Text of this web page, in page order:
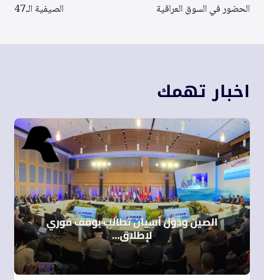
الحضور في السوق العراقية
الصيفية الـ47
اخبار تهمك